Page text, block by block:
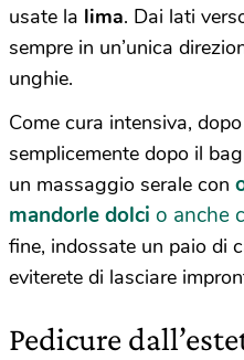
usate la lima. Dai lati
sempre in un’unica
unghie.
Come cura intensiva,
semplicemente dopo il
un massaggio serale con
mandorle dolci o anche
fine, indossate un paio di
eviterete di lasciare
Pedicure